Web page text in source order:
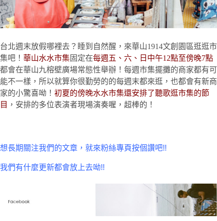
台北週末放假哪裡去？睡到自然醒，來華山1914文創園區逛逛市
集吧！ 華山水水市集固定在每週五、六、日中午12點至傍晚7點
都會在華山九榕壁廣場常態性舉辦！每週市集擺攤的商家都有可
能不一樣，所以就算你很勤勞的的每週末都來逛，也都會有新商
家的小驚喜呦！ 初夏的傍晚水水市集還安排了聽歌逛市集的節
目 ，安排的多位表演者現場演奏喔，超棒的！
想長期關注我們的文章，就來粉絲專頁按個讚吧!!
我們有什麼更新都會放上去呦!!